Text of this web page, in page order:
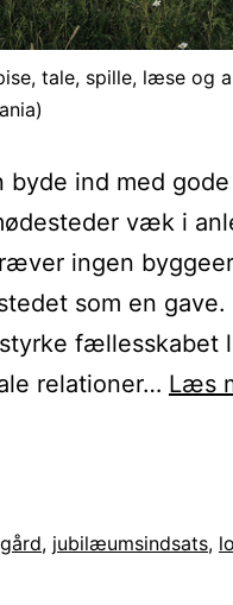
tale, spille, læse og
ind med
væk i
ingen
som en gave.
fællesskabet
relationer… Læs
, jubilæumsindsats,